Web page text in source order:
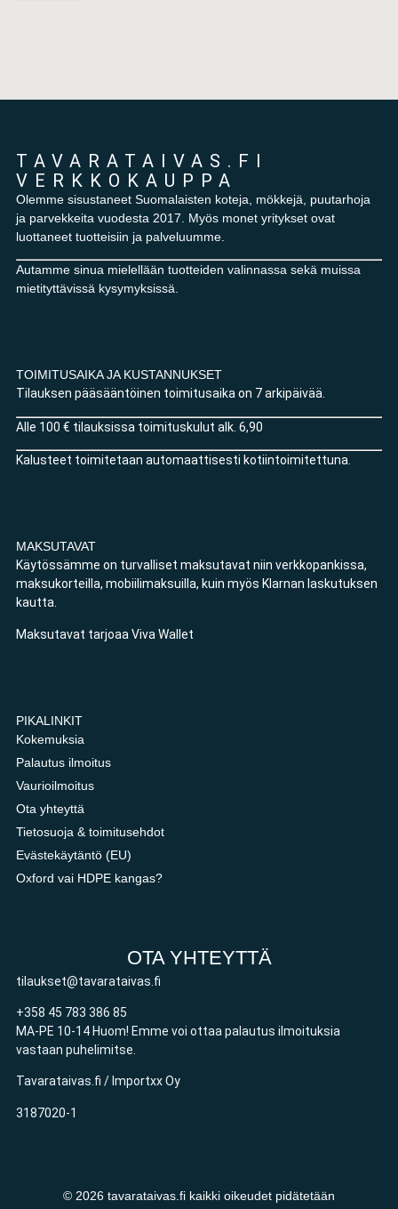
TAVARATAIVAS.FI
VERKKOKAUPPA
Olemme sisustaneet Suomalaisten koteja, mökkejä, puutarhoja
ja parvekkeita vuodesta 2017. Myös monet yritykset ovat
luottaneet tuotteisiin ja palveluumme.
Autamme sinua mielellään tuotteiden valinnassa sekä muissa
mietityttävissä kysymyksissä.
TOIMITUSAIKA JA KUSTANNUKSET
Tilauksen pääsääntöinen toimitusaika on 7 arkipäivää.
Alle 100 € tilauksissa toimituskulut alk. 6,90
Kalusteet toimitetaan automaattisesti kotiintoimitettuna.
MAKSUTAVAT
Käytössämme on turvalliset maksutavat niin verkkopankissa,
maksukorteilla, mobiilimaksuilla, kuin myös Klarnan laskutuksen
kautta.
Maksutavat tarjoaa Viva Wallet
PIKALINKIT
Kokemuksia
Palautus ilmoitus
Vaurioilmoitus
Ota yhteyttä
Tietosuoja & toimitusehdot
Evästekäytäntö (EU)
Oxford vai HDPE kangas?
OTA YHTEYTTÄ
tilaukset@tavarataivas.fi
+358 45 783 386 85
MA-PE 10-14 Huom! Emme voi ottaa palautus ilmoituksia
vastaan puhelimitse.
Tavarataivas.fi / Importxx Oy
3187020-1
© 2026 tavarataivas.fi kaikki oikeudet pidätetään